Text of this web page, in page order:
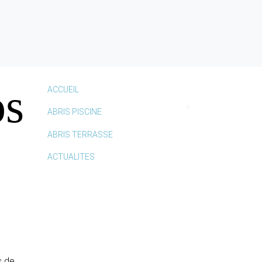
ACCUEIL
ABRIS PISCINE
ABRIS TERRASSE
ACTUALITES